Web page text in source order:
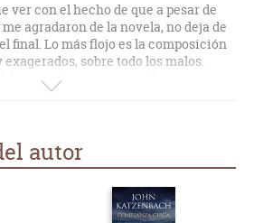
ver con el hecho de que a pesar de
agradaron de la novela, no deja de
final. Lo más flojo es la composición
sobre todo los malos.
entender que un par de
jubilado puedan enfrentar con
autor